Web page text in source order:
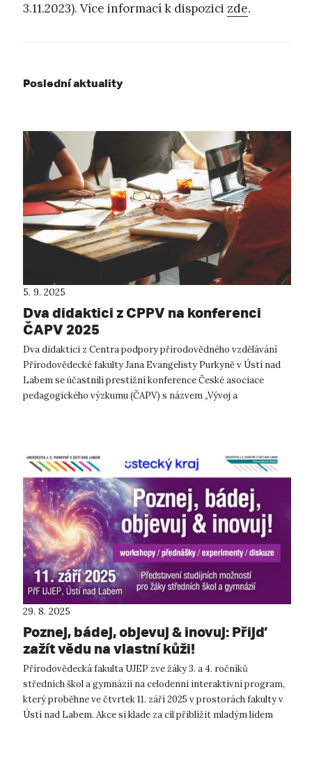
3.11.2023). Více informací k dispozici zde.
Poslední aktuality
5. 9. 2025
Dva didaktici z CPPV na konferenci
ČAPV 2025
Dva didaktici z Centra podpory přírodovědného vzdělávání
Přírodovědecké fakulty Jana Evangelisty Purkyně v Ústí nad
Labem se účastnili prestižní konference České asociace
pedagogického výzkumu (ČAPV) s názvem „Vývoj a
29. 8. 2025
Poznej, bádej, objevuj & inovuj: Přijď
zažít vědu na vlastní kůži!
Přírodovědecká fakulta UJEP zve žáky 3. a 4. ročníků
středních škol a gymnázií na celodenní interaktivní program,
který proběhne ve čtvrtek 11. září 2025 v prostorách fakulty v
Ústí nad Labem. Akce si klade za cíl přiblížit mladým lidem